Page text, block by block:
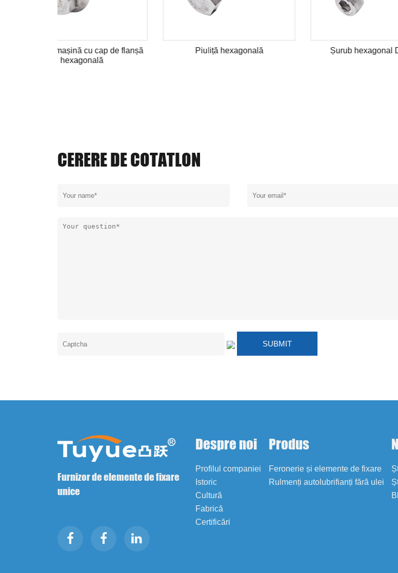
cap rotund cu priză
Șurub de mașină cu cap rotund
Șurub inelar
CERERE DE COTATLON
Furnizor de elemente de fixare
unice
Despre noi
Profilul companiei
Istoric
Cultură
Fabrică
Certificări
Produs
Feronerie și elemente de fixare
Rulmenți autolubrifianți fără ulei